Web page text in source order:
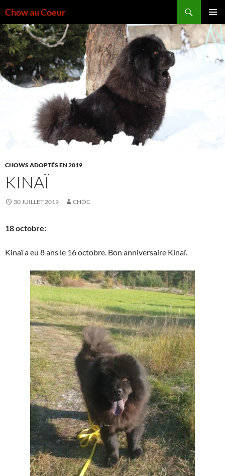
au
contenu
Chow au Coeur
MENU
CHOWS ADOPTÉS EN 2019
KINAÏ
30 JUILLET 2019 CHÔC
18 octobre:
Kinaï a eu 8 ans le 16 octobre. Bon anniversaire Kinaï.